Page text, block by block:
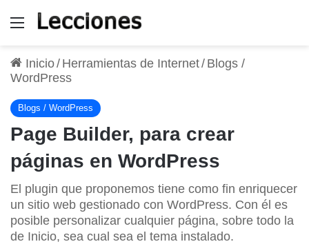
Menú
Inicio/ Herramientas de Internet/ Blogs /
WordPress
Blogs / WordPress
Page Builder, para crear
páginas en WordPress
El plugin que proponemos tiene como fin enriquecer
un sitio web gestionado con WordPress. Con él es
posible personalizar cualquier página, sobre todo la
de Inicio, sea cual sea el tema instalado.